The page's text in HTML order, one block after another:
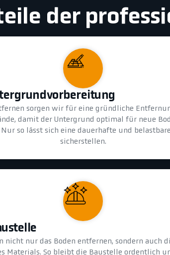
der
sorgen wir für eine gründliche
damit der Untergrund optimal für neue
so lässt sich eine dauerhafte und
sicherstellen.
nicht nur das Boden entfernen, sondern auch
Materials. So bleibt die Baustelle ordentlich